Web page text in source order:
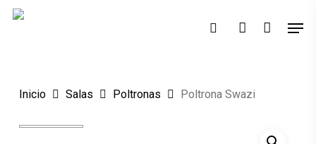
Skip
searchaccount
Inicio Salas Poltronas Poltrona Swazi